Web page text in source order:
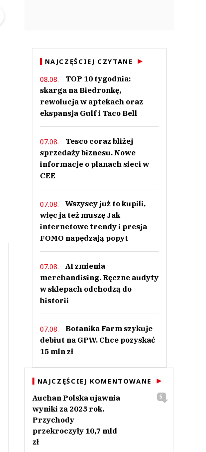
NAJCZĘŚCIEJ CZYTANE
08.08.
TOP 10 tygodnia:
skarga na Biedronkę,
rewolucja w aptekach oraz
ekspansja Gulf i Taco Bell
07.08.
Tesco coraz bliżej
sprzedaży biznesu. Nowe
informacje o planach sieci w
CEE
07.08.
Wszyscy już to kupili,
więc ja też muszę Jak
internetowe trendy i presja
FOMO napędzają popyt
07.08.
AI zmienia
merchandising. Ręczne audyty
w sklepach odchodzą do
historii
07.08.
Botanika Farm szykuje
debiut na GPW. Chce pozyskać
15 mln zł
NAJCZĘŚCIEJ KOMENTOWANE
Auchan Polska ujawnia
wyniki za 2025 rok.
Przychody
przekroczyły 10,7 mld
zł
5